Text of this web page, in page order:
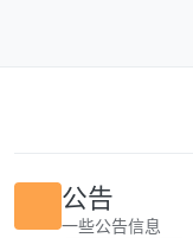
公告
一些公告信息